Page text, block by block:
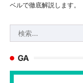
ベルで徹底解説します。
索:
GA